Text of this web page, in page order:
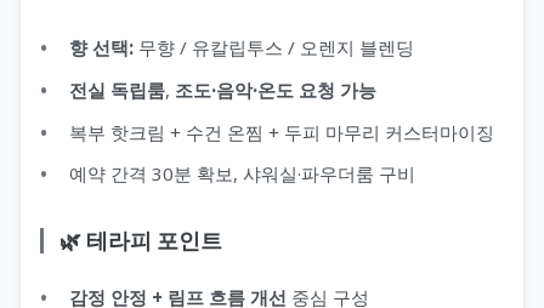
향 선택: 무향 / 유칼립투스 / 오렌지 블렌딩
전실 독립룸, 조도·음악·온도 요청 가능
복부 핫크림 + 수건 온찜 + 두피 마무리 커스터마이징
예약 간격 30분 확보, 샤워실·파우더룸 구비
🌿 테라피 포인트
감정 안정 + 림프 흐름 개선 중심 구성